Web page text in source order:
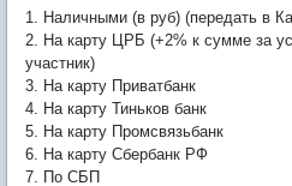
1. Наличными (в руб) (передать в
2. На карту ЦРБ (+2% к сумме за
участник)
3. На карту Приватбанк
4. На карту Тиньков банк
5. На карту Промсвязьбанк
6. На карту Сбербанк РФ
7. По СБП